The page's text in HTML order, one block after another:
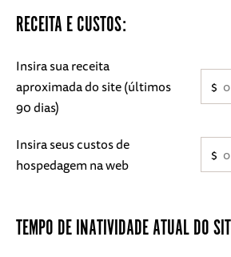
RECEITA E CUSTOS:
Insira sua receita
aproximada do site (últimos
90 dias)
$
Insira seus custos de
hospedagem na web
$
TEMPO DE INATIVIDADE ATUAL DO